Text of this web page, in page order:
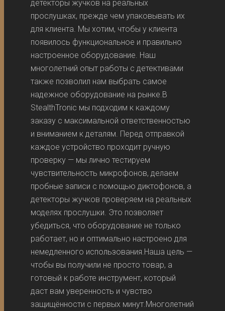
детекторы жучков на реальных
прослушках, прежде чем упаковывать их
для клиента. Мы хотим, чтобы у клиента
появилось функциональное и правильно
настроенное оборудование. Наш
многолетний опыт работы с детективами
также позволил нам выбрать самое
надежное оборудование на рынке.В
StealthTronic мы подходим к каждому
заказу с максимальной ответственностью
и вниманием к деталям. Перед отправкой
каждое устройство проходит ручную
проверку — мы лично тестируем
чувствительность микрофонов, делаем
пробные записи с помощью диктофонов, а
детекторы жучков проверяем на реальных
моделях прослушки. Это позволяет
убедиться, что оборудование не только
работает, но и оптимально настроено для
немедленного использования.Наша цель —
чтобы вы получили не просто товар, а
готовый к работе инструмент, который
даст вам уверенность и чувство
защищённости с первых минут.Многолетний